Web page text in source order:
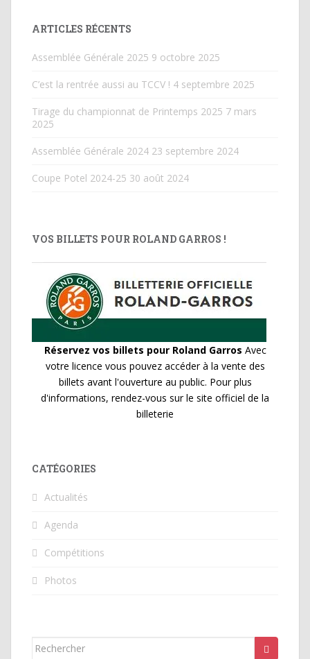
ARTICLES RÉCENTS
Assemblée Générale 2025 9 octobre 2025
C’est la rentrée aussi au TCCV ! 4 septembre 2025
Tirage du championnat de Printemps 2025 7 mars
2025
Assemblée Générale 2024 23 septembre 2024
Coupe Potel 2024-25 30 août 2024
VOS BILLETS POUR ROLAND GARROS !
Réservez vos billets pour Roland Garros Avec
votre licence vous pouvez accéder à la vente des
billets avant l'ouverture au public. Pour plus
d'informations, rendez-vous sur le site officiel de la
billeterie
CATÉGORIES
Actualités
Agenda
Compétitions
Photos
Rechercher...